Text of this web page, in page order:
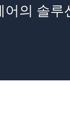
어의 솔루